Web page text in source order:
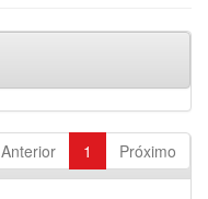
Anterior 1 Próximo